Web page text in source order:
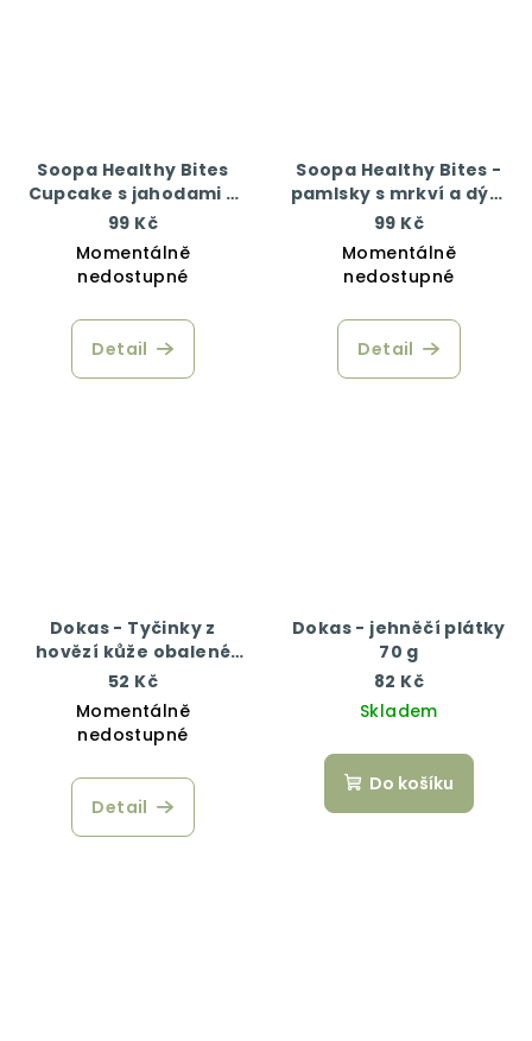
Soopa Healthy Bites
Cupcake s jahodami a
kokosem 50 g
99 Kč
Momentálně
nedostupné
Detail
Soopa Healthy Bites -
pamlsky s mrkví a dýní
50 g
99 Kč
Momentálně
nedostupné
Detail
Dokas - Tyčinky z
hovězí kůže obalené
kachním 50 g
52 Kč
Momentálně
nedostupné
Detail
Dokas - jehněčí plátky
70 g
82 Kč
Skladem
Do košíku